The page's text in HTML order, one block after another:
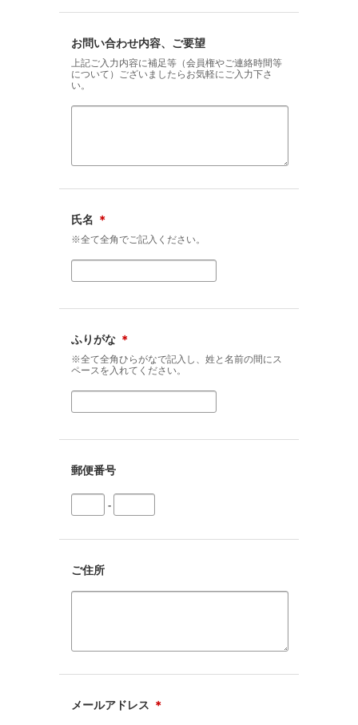
お問い合わせ内容、ご要望
上記ご入力内容に補足等（会員権やご連絡時間等
について）ございましたらお気軽にご入力下さ
い。
氏名 ＊
※全て全角でご記入ください。
ふりがな ＊
※全て全角ひらがなで記入し、姓と名前の間にス
ペースを入れてください。
郵便番号
-
ご住所
メールアドレス ＊